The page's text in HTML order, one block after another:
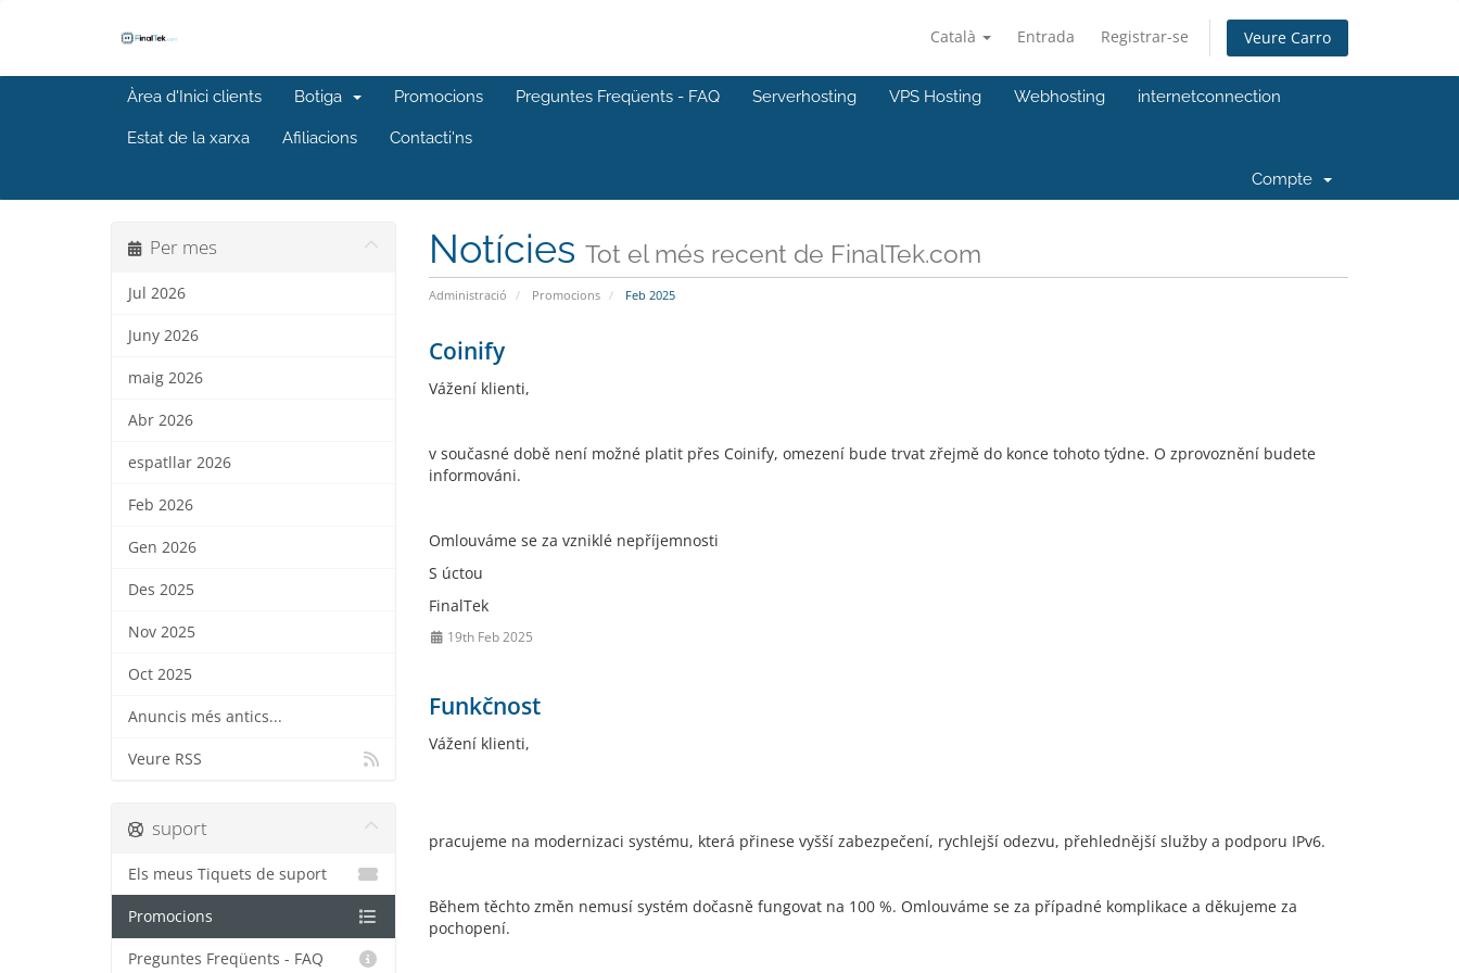
Català Entrada Registrar-se Veure Carro
Àrea d'Inici clients Botiga Promocions Preguntes Freqüents - FAQ Serverhosting VPS Hosting Webhosting internetconnection
Estat de la xarxa Afiliacions Contacti'ns
Compte
Notícies Tot el més recent de FinalTek.com
Administració Promocions Feb 2025
Per mes
Jul 2026
Juny 2026
maig 2026
Abr 2026
espatllar 2026
Feb 2026
Gen 2026
Des 2025
Nov 2025
Oct 2025
Anuncis més antics...
Veure RSS
Coinify
Vážení klienti,
v současné době není možné platit přes Coinify, omezení bude trvat zřejmě do konce tohoto týdne. O zprovoznění budete
informováni.
Omlouváme se za vzniklé nepříjemnosti
S úctou
FinalTek
19th Feb 2025
Funkčnost
Vážení klienti,
pracujeme na modernizaci systému, která přinese vyšší zabezpečení, rychlejší odezvu, přehlednější služby a podporu IPv6.
Během těchto změn nemusí systém dočasně fungovat na 100 %. Omlouváme se za případné komplikace a děkujeme za
pochopení.
suport
Els meus Tiquets de suport
Promocions
Preguntes Freqüents - FAQ